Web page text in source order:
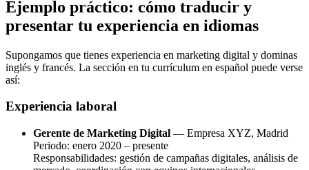
Ejemplo práctico: cómo traducir y
presentar tu experiencia en idiomas
Supongamos que tienes experiencia en marketing digital y dominas
inglés y francés. La sección en tu currículum en español puede verse
así:
Experiencia laboral
Gerente de Marketing Digital — Empresa XYZ, Madrid
Periodo: enero 2020 – presente
Responsabilidades: gestión de campañas digitales, análisis de